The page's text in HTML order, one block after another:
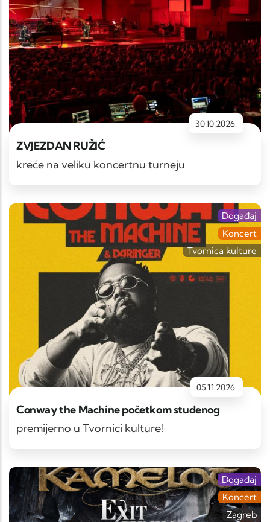
30.10.2026.
ZVJEZDAN RUŽIĆ
kreće na veliku koncertnu turneju
05.11.2026.
Conway the Machine početkom studenog
premijerno u Tvornici kulture!
Događaj
Koncert
Tvornica kulture
Događaj
Koncert
Zagreb